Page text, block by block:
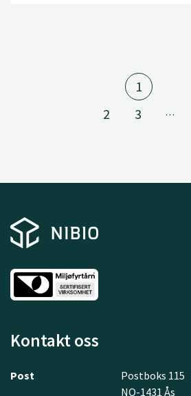
1
2
3 …
Kontakt oss
Post
Postboks 115
NO-1431 Ås